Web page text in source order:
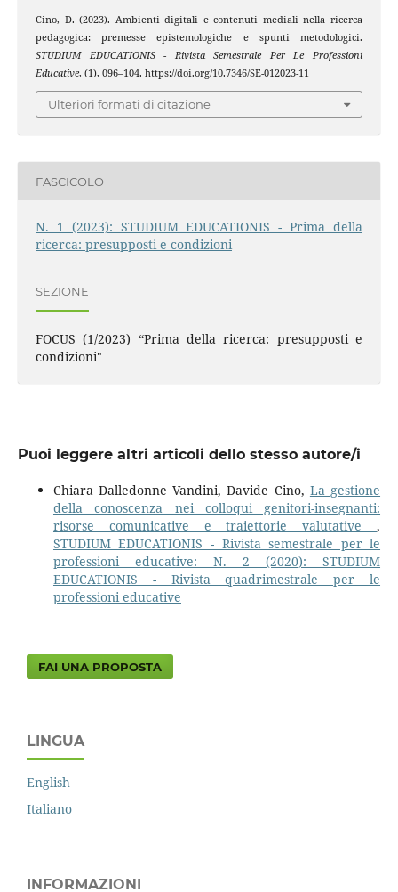
Cino, D. (2023). Ambienti digitali e contenuti mediali nella ricerca
pedagogica: premesse epistemologiche e spunti metodologici.
STUDIUM EDUCATIONIS - Rivista Semestrale Per Le Professioni
Educative, (1), 096–104. https://doi.org/10.7346/SE-012023-11
Ulteriori formati di citazione
FASCICOLO
N. 1 (2023): STUDIUM EDUCATIONIS - Prima della
ricerca: presupposti e condizioni
SEZIONE
FOCUS (1/2023) “Prima della ricerca: presupposti e
condizioni"
Puoi leggere altri articoli dello stesso autore/i
Chiara Dalledonne Vandini, Davide Cino, La gestione
della conoscenza nei colloqui genitori-insegnanti:
risorse comunicative e traiettorie valutative,
STUDIUM EDUCATIONIS - Rivista semestrale per le
professioni educative: N. 2 (2020): STUDIUM
EDUCATIONIS - Rivista quadrimestrale per le
professioni educative
FAI UNA PROPOSTA
LINGUA
English
Italiano
INFORMAZIONI